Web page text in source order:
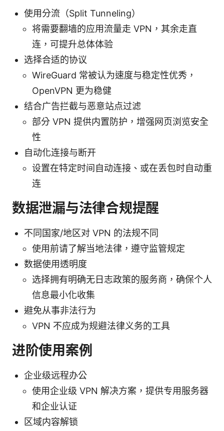
使用分流（Split Tunneling）
将需要翻墙的应用流量走 VPN，其余走直
连，可提升总体体验
选择合适的协议
WireGuard 常被认为速度与稳定性优秀，
OpenVPN 更为稳健
结合广告拦截与恶意站点过滤
部分 VPN 提供内置防护，增强网页浏览安全
性
自动化连接与断开
设置在特定时间自动连接、或在丢包时自动重
连
数据泄漏与法律合规提醒
不同国家/地区对 VPN 的法规不同
使用前请了解当地法律，遵守监管规定
数据使用透明度
选择拥有明确无日志政策的服务商，确保个人
信息最小化收集
避免从事非法行为
VPN 不应成为规避法律义务的工具
进阶使用案例
企业级远程办公
使用企业级 VPN 解决方案，提供专用服务器
和企业认证
区域内容解锁